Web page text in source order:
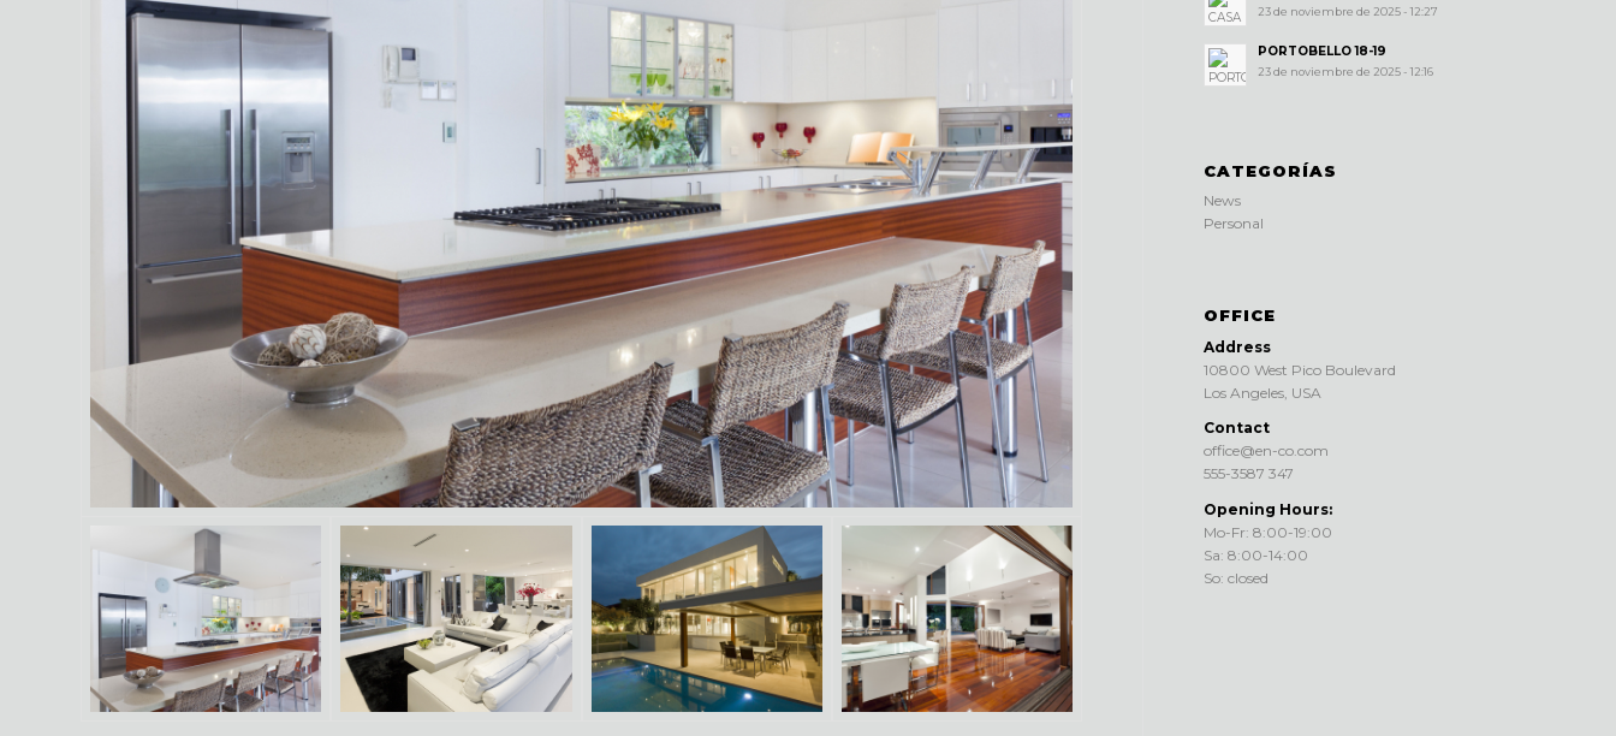
23 de noviembre de 2025 - 12:27
PORTOBELLO 18-19
23 de noviembre de 2025 - 12:16
CATEGORÍAS
News
Personal
OFFICE
Address
10800 West Pico Boulevard
Los Angeles, USA
Contact
office@en-co.com
555-3587 347
Opening Hours:
Mo-Fr: 8:00-19:00
Sa: 8:00-14:00
So: closed